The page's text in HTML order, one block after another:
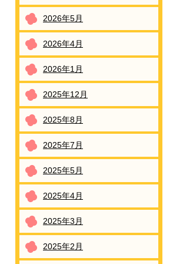
2026年5月
2026年4月
2026年1月
2025年12月
2025年8月
2025年7月
2025年5月
2025年4月
2025年3月
2025年2月